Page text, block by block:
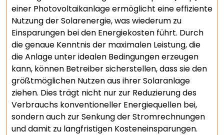
einer Photovoltaikanlage ermöglicht eine effiziente
Nutzung der Solarenergie, was wiederum zu
Einsparungen bei den Energiekosten führt. Durch
die genaue Kenntnis der maximalen Leistung, die
die Anlage unter idealen Bedingungen erzeugen
kann, können Betreiber sicherstellen, dass sie den
größtmöglichen Nutzen aus ihrer Solaranlage
ziehen. Dies trägt nicht nur zur Reduzierung des
Verbrauchs konventioneller Energiequellen bei,
sondern auch zur Senkung der Stromrechnungen
und damit zu langfristigen Kosteneinsparungen.